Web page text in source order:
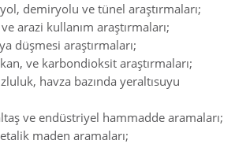
demiryolu ve tünel araştırmaları;
arazi kullanım araştırmaları;
düşmesi araştırmaları;
ve karbondioksit araştırmaları;
havza bazında yeraltısuyu
ve endüstriyel hammadde aramaları;
maden aramaları;